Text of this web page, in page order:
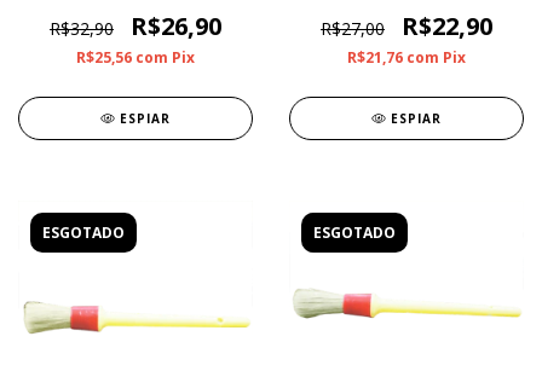
R$32,90 R$26,90
R$25,56 com Pix
ESPIAR
R$27,00 R$22,90
R$21,76 com Pix
ESPIAR
ESGOTADO ESGOTADO